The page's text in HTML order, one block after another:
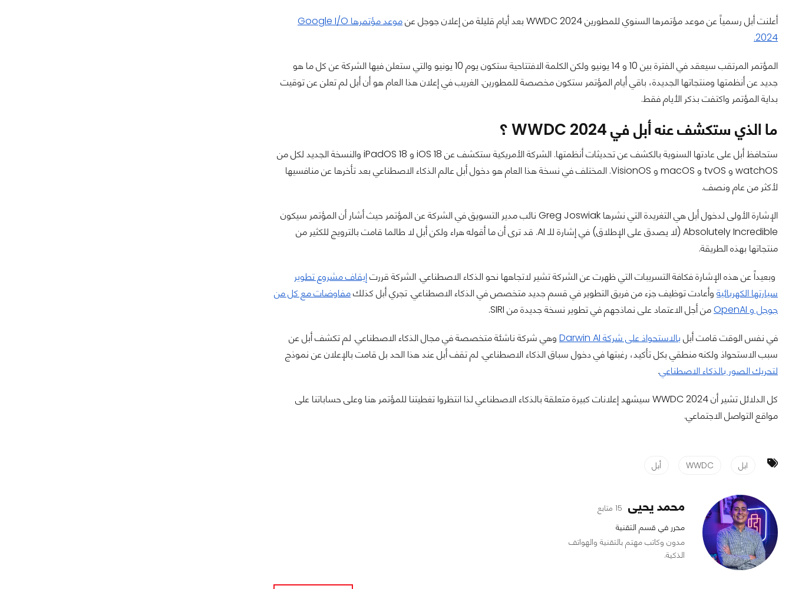
أعلنت أبل رسمياً عن موعد مؤتمرها السنوي للمطورين WWDC 2024 بعد أيام قليلة من إعلان جوجل عن
موعد مؤتمرها Google I/O
2024.
المؤتمر المرتقب سيعقد في الفترة بين 10 و 14 يونيو ولكن الكلمة الافتتاحية ستكون يوم 10 يونيو والتي ستعلن فيها الشركة عن كل ما هو
جديد عن أنظمتها ومنتجاتها الجديدة، باقي أيام المؤتمر ستكون مخصصة للمطورين. الغريب في إعلان هذا العام هو أن أبل لم تعلن عن توقيت
بداية المؤتمر واكتفت بذكر الأيام فقط.
ما الذي ستكشف عنه أبل في WWDC 2024 ؟
ستحافظ أبل على عادتها السنوية بالكشف عن تحديثات أنظمتها. الشركة الأمريكية ستكشف عن iOS 18 و iPadOS 18 والنسخة الجديد لكل من
watchOS و tvOS و macOS و VisionOS. المختلف في نسخة هذا العام هو دخول أبل عالم الذكاء الاصطناعي بعد تأخرها عن منافسيها
لأكثر من عام ونصف.
الإشارة الأولى لدخول أبل هي التغريدة التي نشرها Greg Joswiak نائب مدير التسويق في الشركة عن المؤتمر حيث أشار أن المؤتمر سيكون
Absolutely Incredible (لا يصدق على الإطلاق) في إشارة للـ AI. قد ترى أن ما أقوله هراء ولكن أبل لا طالما قامت بالترويج للكثير من
منتجاتها بهذه الطريقة.
وبعيداً عن هذه الإشارة فكافة التسريبات التي ظهرت عن الشركة تشير لاتجاهها نحو الذكاء الاصطناعي. الشركة قررتإيقاف مشروع تطوير
سيارتها الكهربائية وأعادت توظيف جزء من فريق التطوير في قسم جديد متخصص في الذكاء الاصطناعي. تجري أبل كذلكمفاوضات مع كل من
جوجل و OpenAI
من أجل الاعتماد على نماذجهم في تطوير نسخة جديدة من SIRI.
في نفس الوقت قامت أبل بالاستحواذ على شركة Darwin AI
وهي شركة ناشئة متخصصة في مجال الذكاء الاصطناعي. لم تكشف أبل عن
سبب الاستحواذ ولكنه منطقي بكل تأكيد، رغبتها في دخول سباق الذكاء الاصطناعي. لم تقف أبل عند هذا الحد بل قامت بالإعلان عن نموذج
لتحريك الصور بالذكاء الاصطناعي.
كل الدلائل تشير أن WWDC 2024 سيشهد إعلانات كبيرة متعلقة بالذكاء الاصطناعي لذا انتظروا تغطيتنا للمؤتمر هنا وعلى حساباتنا على
مواقع التواصل الاجتماعي.
ابل WWDC أبل
محمد يحيى 15 متابع
محرر في قسم التقنية
مدون وكاتب مهتم بالتقنية والهواتف
الذكية.